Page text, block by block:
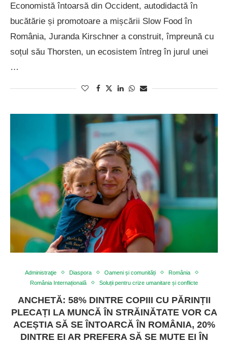
Economistă întoarsă din Occident, autodidactă în
bucătărie și promotoare a mișcării Slow Food în
România, Juranda Kirschner a construit, împreună cu
soțul său Thorsten, un ecosistem întreg în jurul unei
…
Administraţie Diaspora Oameni și comunități
România
România Internațională
Soluții pentru crize umanitare și conflicte
ANCHETĂ: 58% DINTRE COPIII CU PĂRINȚII
PLECAȚI LA MUNCĂ ÎN STRĂINĂTATE VOR CA
ACEȘTIA SĂ SE ÎNTOARCĂ ÎN ROMÂNIA, 20%
DINTRE EI AR PREFERA SĂ SE MUTE EI ÎN